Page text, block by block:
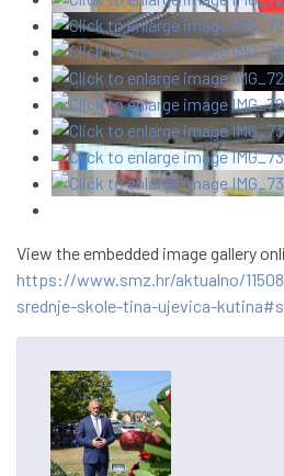
View the embedded image gallery
https://www.smz.hr/aktualno/
srednje-skole-tina-ujevica-